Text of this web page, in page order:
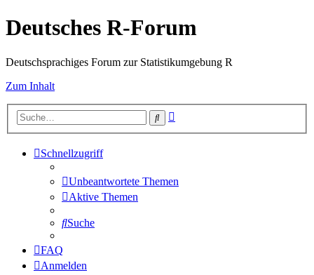
Deutsches R-Forum
Deutschsprachiges Forum zur Statistikumgebung R
Zum Inhalt
Suche
Schnellzugriff
Unbeantwortete Themen
Aktive Themen
Suche
FAQ
Anmelden